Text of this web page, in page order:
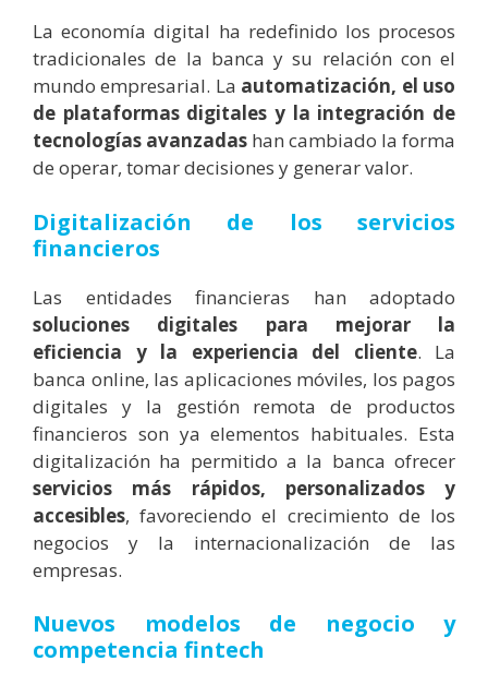
La economía digital ha redefinido los procesos
tradicionales de la banca y su relación con el
mundo empresarial. La automatización, el uso
de plataformas digitales y la integración de
tecnologías avanzadas han cambiado la forma
de operar, tomar decisiones y generar valor.
Digitalización de los servicios
financieros
Las entidades financieras han adoptado
soluciones digitales para mejorar la
eficiencia y la experiencia del cliente. La
banca online, las aplicaciones móviles, los pagos
digitales y la gestión remota de productos
financieros son ya elementos habituales. Esta
digitalización ha permitido a la banca ofrecer
servicios más rápidos, personalizados y
accesibles, favoreciendo el crecimiento de los
negocios y la internacionalización de las
empresas.
Nuevos modelos de negocio y
competencia fintech